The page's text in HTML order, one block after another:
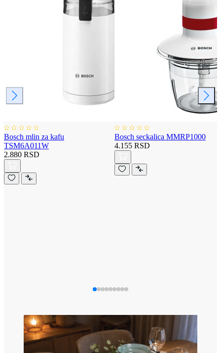
Bosch mlin za kafu
TSM6A011W
2.880 RSD
Bosch seckalica MMRP1000
4.155 RSD